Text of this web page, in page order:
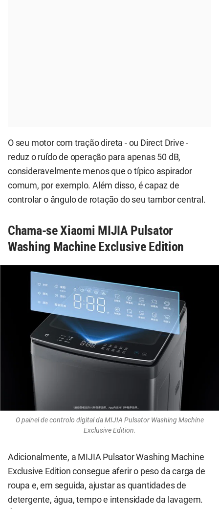
O seu motor com tração direta - ou Direct Drive -
reduz o ruído de operação para apenas 50 dB,
consideravelmente menos que o típico aspirador
comum, por exemplo. Além disso, é capaz de
controlar o ângulo de rotação do seu tambor central.
Chama-se Xiaomi MIJIA Pulsator
Washing Machine Exclusive Edition
O painel de controlo digital da MIJIA Pulsator Washing Machine
Exclusive Edition.
Adicionalmente, a MIJIA Pulsator Washing Machine
Exclusive Edition consegue aferir o peso da carga de
roupa e, em seguida, ajustar as quantidades de
detergente, água, tempo e intensidade da lavagem.